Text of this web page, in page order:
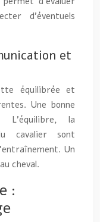
d’éventuels
et
équilibrée et
Une bonne
L’équilibre, la
cavalier sont
Un
cheval.
: